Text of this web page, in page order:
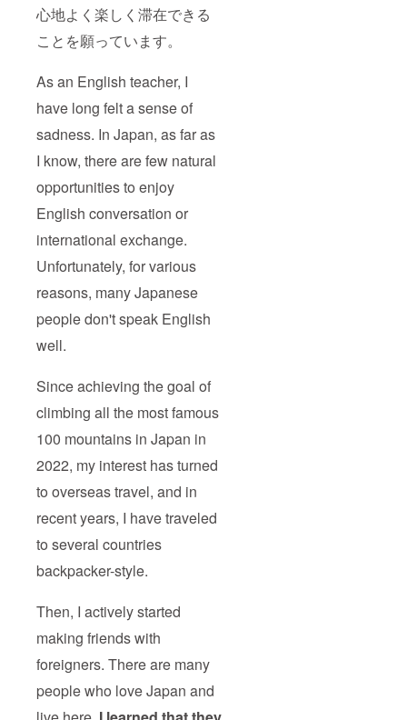
心地よく楽しく滞在できる
ことを願っています。
As an English teacher, I
have long felt a sense of
sadness. In Japan, as far as
I know, there are few natural
opportunities to enjoy
English conversation or
international exchange.
Unfortunately, for various
reasons, many Japanese
people don't speak English
well.
Since achieving the goal of
climbing all the most famous
100 mountains in Japan in
2022, my interest has turned
to overseas travel, and in
recent years, I have traveled
to several countries
backpacker-style.
Then, I actively started
making friends with
foreigners. There are many
people who love Japan and